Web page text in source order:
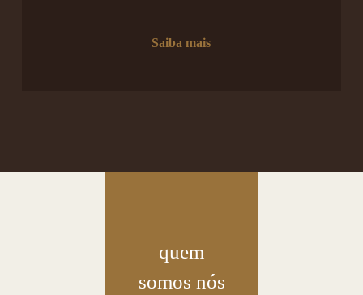
Saiba mais
quem
somos nós